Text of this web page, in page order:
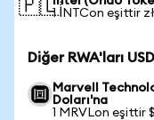
🇵🇱1 INTCon eşittir
Diğer RWA'ları
Marvell
Doları'na
1 MRVLon eşittir